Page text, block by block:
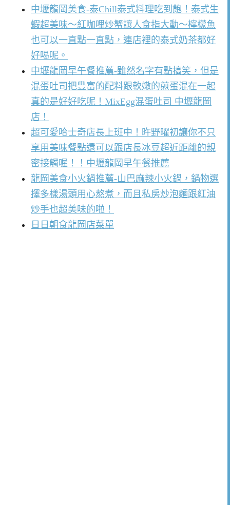
中壢龍岡美食-泰Chill泰式料理吃到飽！泰式生
蝦超美味～紅咖哩炒蟹讓人食指大動～檸檬魚
也可以一直點一直點，連店裡的泰式奶茶都好
好喝呢。
中壢龍岡早午餐推薦-雖然名字有點搞笑，但是
混蛋吐司把豐富的配料跟軟嫩的煎蛋混在一起
真的是好好吃呢！MixEgg混蛋吐司 中壢龍岡
店！
超可愛哈士奇店長上班中！旿野曜初讓你不只
享用美味餐點還可以跟店長冰豆超近距離的親
密接觸喔！！中壢龍岡早午餐推薦
龍岡美食小火鍋推薦-山巴麻辣小火鍋，鍋物選
擇多樣湯頭用心熬煮，而且私房炒泡麵跟紅油
炒手也超美味的啦！
日日朝食龍岡店菜單